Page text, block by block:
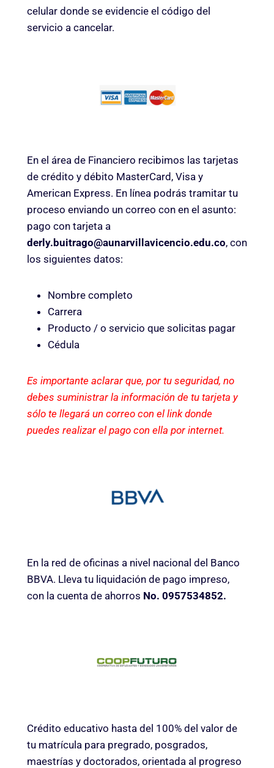
celular donde se evidencie el código del
servicio a cancelar.
En el área de Financiero recibimos las tarjetas
de crédito y débito MasterCard, Visa y
American Express. En línea podrás tramitar tu
proceso enviando un correo con en el asunto:
pago con tarjeta a
derly.buitrago@aunarvillavicencio.edu.co, con
los siguientes datos:
Nombre completo
Carrera
Producto / o servicio que solicitas pagar
Cédula
Es importante aclarar que, por tu seguridad, no
debes suministrar la información de tu tarjeta y
sólo te llegará un correo con el link donde
puedes realizar el pago con ella por internet.
En la red de oficinas a nivel nacional del Banco
BBVA. Lleva tu liquidación de pago impreso,
con la cuenta de ahorros No. 0957534852.
Crédito educativo hasta del 100% del valor de
tu matrícula para pregrado, posgrados,
maestrías y doctorados, orientada al progreso